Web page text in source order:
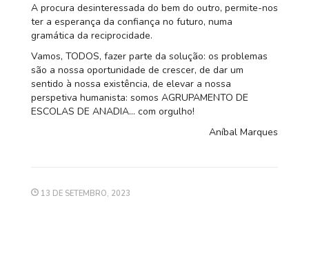
A procura desinteressada do bem do outro, permite-nos
ter a esperança da confiança no futuro, numa
gramática da reciprocidade.
Vamos, TODOS, fazer parte da solução: os problemas
são a nossa oportunidade de crescer, de dar um
sentido à nossa existência, de elevar a nossa
perspetiva humanista: somos AGRUPAMENTO DE
ESCOLAS DE ANADIA… com orgulho!
Aníbal Marques
13 DE SETEMBRO, 2023